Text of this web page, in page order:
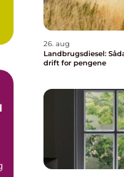
26. aug
Landbrugsdiesel:
drift for pengene